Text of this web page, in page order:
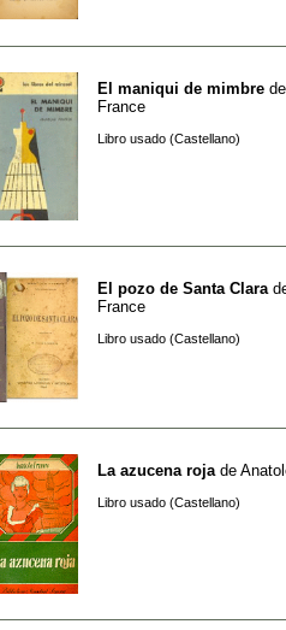
El maniqui de mimbre
France
Libro usado (Castellano)
El pozo de Santa Clara
France
Libro usado (Castellano)
La azucena roja de
Libro usado (Castellano)